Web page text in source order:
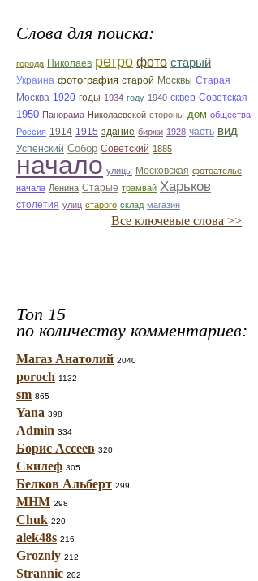
Слова для поиска:
города Николаев ретро фото старый
Украина фотография старой Москвы Старая
Москва 1920 годы 1934 году 1940 сквер Советская
1950 Панорама Николаевской стороны дом общества
Россия 1914 1915 здание биржи 1928 часть вид
Успенский Собор Советский 1885
начало улицы Московская фотоателье
начала Ленина Старые трамвай Харьков
столетия улиц старого склад магазин
Все ключевые слова >>
Топ 15
по количеству комментариев:
Магаз Анатолий 2040
poroch 1132
sm 865
Yana 398
Admin 334
Борис Ассеев 320
Скилеф 305
Белков Альберт 299
МНМ 298
Chuk 220
alek48s 216
Grozniy 212
Strannic 202